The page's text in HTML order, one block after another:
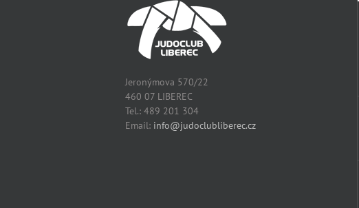
Jeronýmova 570/22
460 07 LIBEREC
Tel.: 489 201 304
Email: info@judoclubliberec.cz